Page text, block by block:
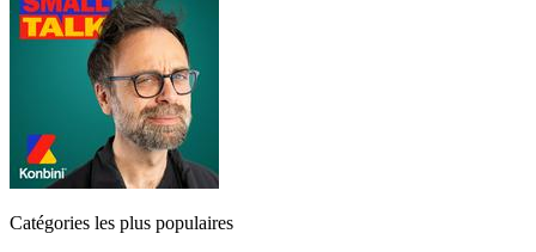
Catégories les plus populaires